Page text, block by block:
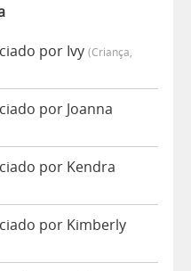
por Ivy (criança,
por Joanna
por Kendra
por Kimberly